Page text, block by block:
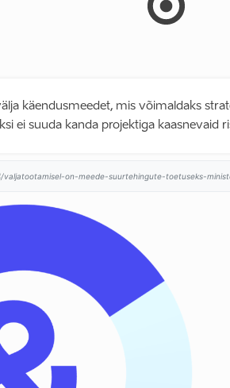
käendusmeedet, mis võimaldaks
ei suuda kanda projektiga kaasnevaid
valjatootamisel-on-meede-suurtehingute-toetuseks-